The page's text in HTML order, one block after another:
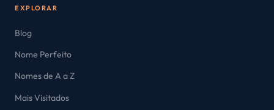
EXPLORAR
Blog
Nome Perfeito
Nomes de A a Z
Mais Visitados